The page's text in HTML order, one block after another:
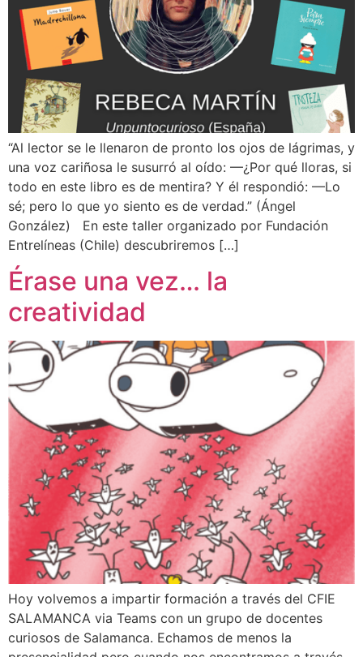
“Al lector se le llenaron de pronto los ojos de lágrimas, y
una voz cariñosa le susurró al oído: —¿Por qué lloras, si
todo en este libro es de mentira? Y él respondió: —Lo
sé; pero lo que yo siento es de verdad.” (Ángel
González) En este taller organizado por Fundación
Entrelíneas (Chile) descubriremos […]
Érase una vez… la
creatividad
Hoy volvemos a impartir formación a través del CFIE
SALAMANCA via Teams con un grupo de docentes
curiosos de Salamanca. Echamos de menos la